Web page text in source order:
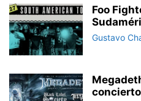
Foo
Gustavo